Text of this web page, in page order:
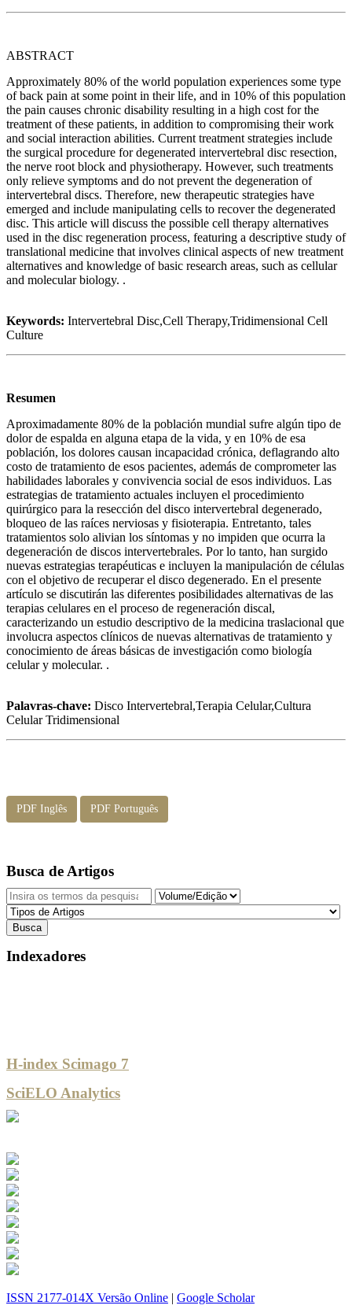
ABSTRACT
Approximately 80% of the world population experiences some type
of back pain at some point in their life, and in 10% of this population
the pain causes chronic disability resulting in a high cost for the
treatment of these patients, in addition to compromising their work
and social interaction abilities. Current treatment strategies include
the surgical procedure for degenerated intervertebral disc resection,
the nerve root block and physiotherapy. However, such treatments
only relieve symptoms and do not prevent the degeneration of
intervertebral discs. Therefore, new therapeutic strategies have
emerged and include manipulating cells to recover the degenerated
disc. This article will discuss the possible cell therapy alternatives
used in the disc regeneration process, featuring a descriptive study of
translational medicine that involves clinical aspects of new treatment
alternatives and knowledge of basic research areas, such as cellular
and molecular biology. .
Keywords: Intervertebral Disc,Cell Therapy,Tridimensional Cell
Culture
Resumen
Aproximadamente 80% de la población mundial sufre algún tipo de
dolor de espalda en alguna etapa de la vida, y en 10% de esa
población, los dolores causan incapacidad crónica, deflagrando alto
costo de tratamiento de esos pacientes, además de comprometer las
habilidades laborales y convivencia social de esos individuos. Las
estrategias de tratamiento actuales incluyen el procedimiento
quirúrgico para la resección del disco intervertebral degenerado,
bloqueo de las raíces nerviosas y fisioterapia. Entretanto, tales
tratamientos solo alivian los síntomas y no impiden que ocurra la
degeneración de discos intervertebrales. Por lo tanto, han surgido
nuevas estrategias terapéuticas e incluyen la manipulación de células
con el objetivo de recuperar el disco degenerado. En el presente
artículo se discutirán las diferentes posibilidades alternativas de las
terapias celulares en el proceso de regeneración discal,
caracterizando un estudio descriptivo de la medicina traslacional que
involucra aspectos clínicos de nuevas alternativas de tratamiento y
conocimiento de áreas básicas de investigación como biología
celular y molecular. .
Palavras-chave: Disco Intervertebral,Terapia Celular,Cultura
Celular Tridimensional
PDF Inglês PDF Português
Busca de Artigos
Indexadores
H-index Scimago 7
SciELO Analytics
ISSN 2177-014X Versão Online | Google Scholar